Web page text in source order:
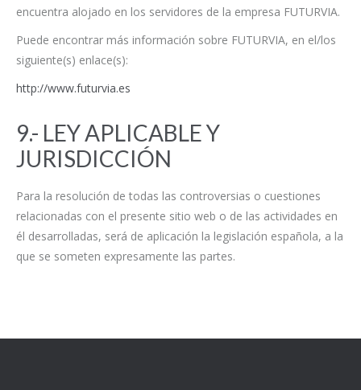
encuentra alojado en los servidores de la empresa FUTURVIA.
Puede encontrar más información sobre FUTURVIA, en el/los
siguiente(s) enlace(s):
http://www.futurvia.es
9.- LEY APLICABLE Y
JURISDICCIÓN
Para la resolución de todas las controversias o cuestiones
relacionadas con el presente sitio web o de las actividades en
él desarrolladas, será de aplicación la legislación española, a la
que se someten expresamente las partes.